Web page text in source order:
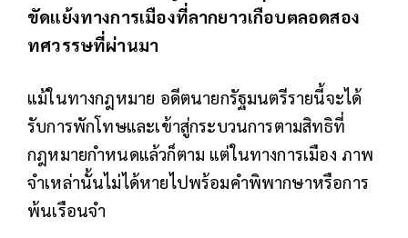
ขัดแย้งทางการเมืองที่ลากยาวเกือบตลอดสอง
ทศวรรษที่ผ่านมา
แม้ในทางกฎหมาย อดีตนายกรัฐมนตรีรายนี้จะได้
รับการพักโทษและเข้าสู่กระบวนการตามสิทธิที่
กฎหมายกำหนดแล้วก็ตาม แต่ในทางการเมือง ภาพ
จำเหล่านั้นไม่ได้หายไปพร้อมคำพิพากษาหรือการ
พ้นเรือนจำ